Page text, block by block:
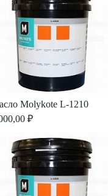
Molykote L-1210
₽